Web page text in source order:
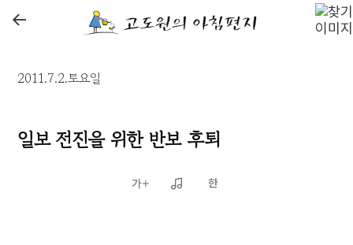
←
2011.7.2.토요일
일보 전진을 위한 반보 후퇴